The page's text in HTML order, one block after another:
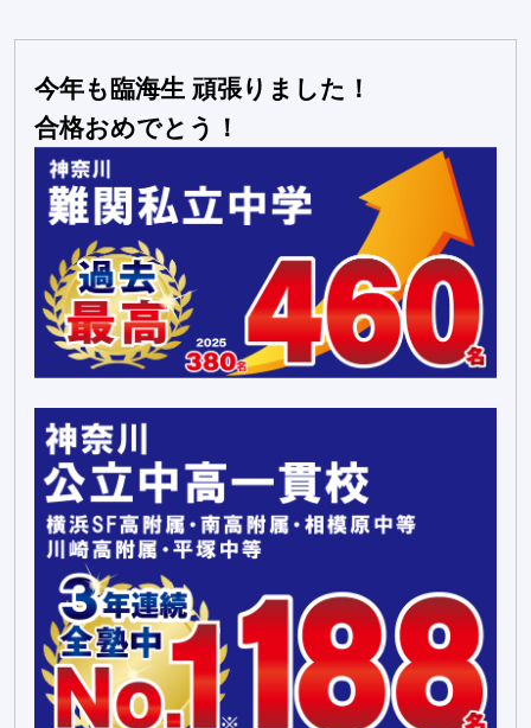
今年も臨海生 頑張りました！
合格おめでとう！